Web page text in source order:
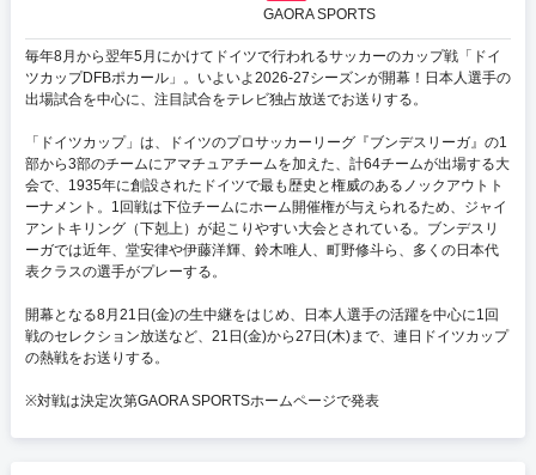
その他サッカーコンテンツ
GAORA SPORTS
毎年8月から翌年5月にかけてドイツで行われるサッカーのカップ戦「ドイ
ツカップDFBポカール」。いよいよ2026-27シーズンが開幕！日本人選手の
出場試合を中心に、注目試合をテレビ独占放送でお送りする。
「ドイツカップ」は、ドイツのプロサッカーリーグ『ブンデスリーガ』の1
部から3部のチームにアマチュアチームを加えた、計64チームが出場する大
会で、1935年に創設されたドイツで最も歴史と権威のあるノックアウトト
ーナメント。1回戦は下位チームにホーム開催権が与えられるため、ジャイ
アントキリング（下剋上）が起こりやすい大会とされている。ブンデスリ
ーガでは近年、堂安律や伊藤洋輝、鈴木唯人、町野修斗ら、多くの日本代
表クラスの選手がプレーする。
開幕となる8月21日(金)の生中継をはじめ、日本人選手の活躍を中心に1回
戦のセレクション放送など、21日(金)から27日(木)まで、連日ドイツカップ
の熱戦をお送りする。
※対戦は決定次第GAORA SPORTSホームページで発表